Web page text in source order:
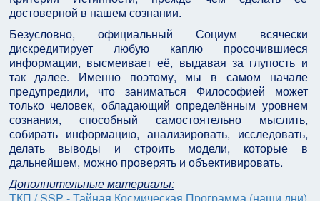
достоверной в нашем сознании.
Безусловно, официальный Социум всячески
дискредитирует любую каплю просочившиеся
информации, высмеивает её, выдавая за глупость и
так далее. Именно поэтому, мы в самом начале
предупредили, что заниматься Философией может
только человек, обладающий определённым уровнем
сознания, способный самостоятельно мыслить,
собирать информацию, анализировать, исследовать,
делать выводы и строить модели, которые в
дальнейшем, можно проверять и объективировать.
Дополнительные материалы: